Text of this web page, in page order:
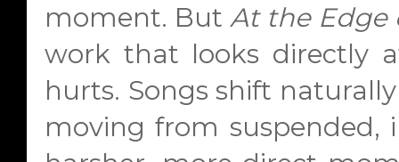
moment. But At the Edge
work that looks directly
hurts. Songs shift
moving from suspended,